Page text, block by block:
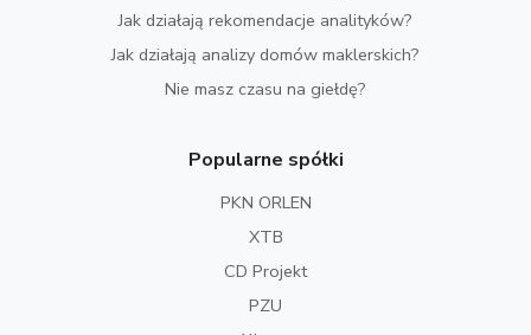
Jak działają rekomendacje analityków?
Jak działają analizy domów maklerskich?
Nie masz czasu na giełdę?
Popularne spółki
PKN ORLEN
XTB
CD Projekt
PZU